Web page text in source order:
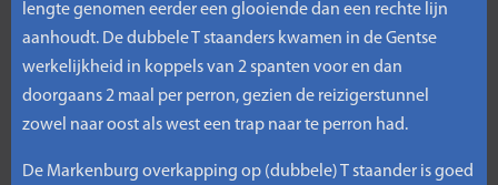
lengte genomen eerder een glooiende dan een rechte lijn
aanhoudt. De dubbele T staanders kwamen in de Gentse
werkelijkheid in koppels van 2 spanten voor en dan
doorgaans 2 maal per perron, gezien de reizigerstunnel
zowel naar oost als west een trap naar te perron had.
De Markenburg overkapping op (dubbele) T staander is goed